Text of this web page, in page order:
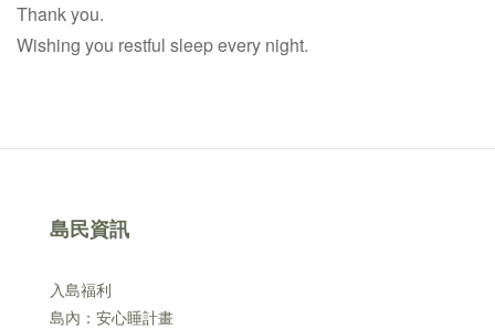
Thank you.
Wishing you restful sleep every night.
島民資訊
入島福利
島內：安心睡計畫